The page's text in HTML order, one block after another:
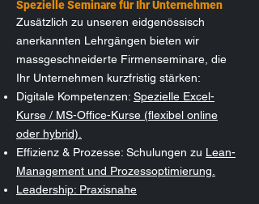
Spezielle Seminare für Ihr Unternehmen
Zusätzlich zu unseren eidgenössisch
anerkannten Lehrgängen bieten wir
massgeschneiderte Firmenseminare, die
Ihr Unternehmen kurzfristig stärken:
Digitale Kompetenzen: Spezielle Excel-
Kurse / MS-Office-Kurse (flexibel online
oder hybrid).
Effizienz & Prozesse: Schulungen zu Lean-
Management und Prozessoptimierung.
Leadership: Praxisnahe